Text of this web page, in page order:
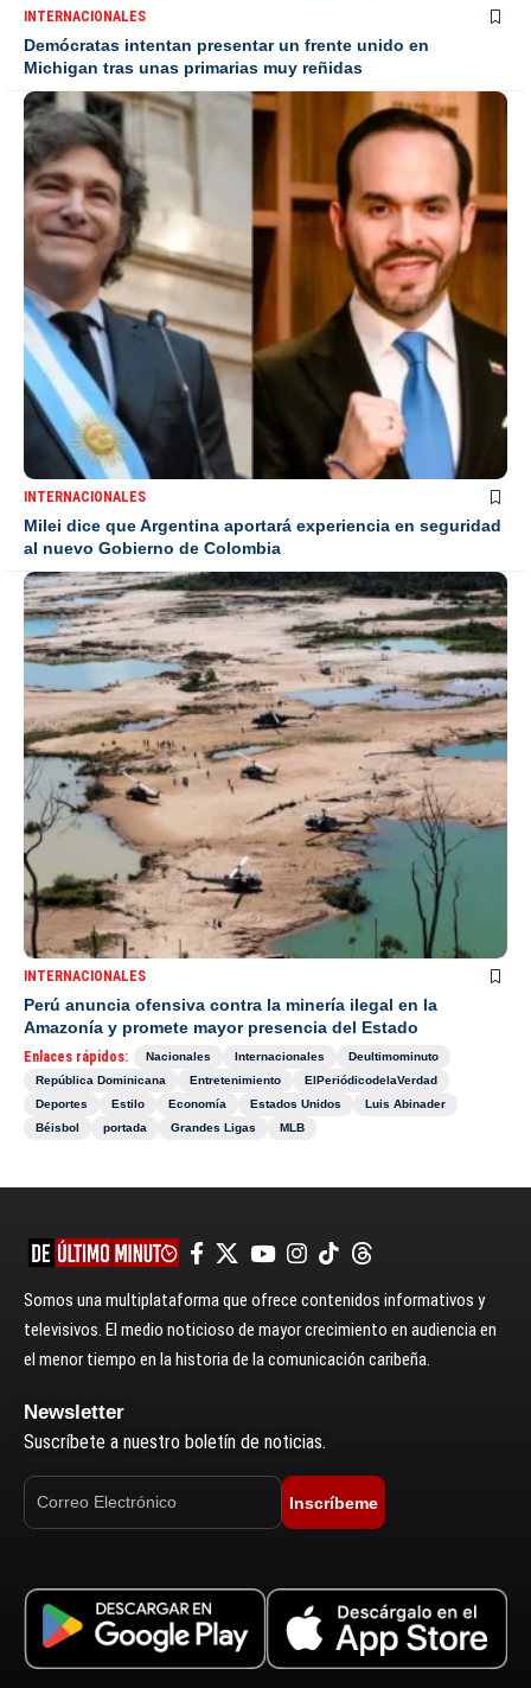
INTERNACIONALES
Demócratas intentan presentar un frente unido en
Michigan tras unas primarias muy reñidas
INTERNACIONALES
Milei dice que Argentina aportará experiencia en seguridad
al nuevo Gobierno de Colombia
INTERNACIONALES
Perú anuncia ofensiva contra la minería ilegal en la
Amazonía y promete mayor presencia del Estado
Enlaces rápidos: Nacionales Internacionales
Deultimominuto
República Dominicana
Entretenimiento
ElPeriódicodelaVerdad
Deportes
Estilo Economía Estados Unidos
Luis Abinader
Béisbol
portada Grandes Ligas MLB
Somos una multiplataforma que ofrece contenidos informativos y
televisivos. El medio noticioso de mayor crecimiento en audiencia en
el menor tiempo en la historia de la comunicación caribeña.
Newsletter
Suscríbete a nuestro boletín de noticias.
Inscríbeme